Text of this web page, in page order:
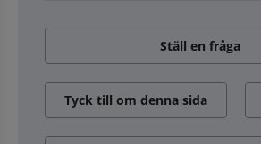
Ställ en fråga
Tyck till om denna sida